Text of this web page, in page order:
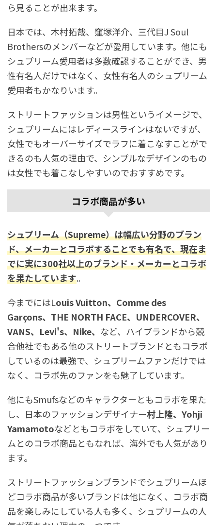
ら見ることが出来ます。
日本では、木村拓哉、窪塚洋介、三代目J Soul
Brothersのメンバーなどが愛用しています。他にも
シュプリーム愛用者は多数確認することができ、男
性有名人だけではなく、女性有名人のシュプリーム
愛用者もかなりいます。
ストリートファッションは男性というイメージで、
シュプリームにはレディースラインはないですが、
女性でもオーバーサイズでラフに着こなすことがで
きるのも人気の理由で、シンプルなデザインのもの
は女性でも着こなしやすいのでおすすめです。
コラボ商品が多い
シュプリーム（Supreme）は幅広い分野のブラン
ド、メーカーとコラボすることでも有名で、現在ま
でに実に300社以上のブランド・メーカーとコラボ
を果たしています。
今までにはLouis Vuitton、Comme des
Garçons、THE NORTH FACE、UNDERCOVER、
VANS、Levi's、Nike、 など、ハイブランドから競
合他社でもある他のストリートブランドともコラボ
しているのは最強で、シュプリームファンだけでは
なく、コラボ先のファンをも魅了しています。
他にもSmufsなどのキャラクターともコラボを果た
し、日本のファッションデザイナー村上隆、Yohji
Yamamotoなどともコラボをしていて、シュプリー
ムとのコラボ商品ともなれば、海外でも人気があり
ます。
ストリートファッションブランドでシュプリームほ
どコラボ商品が多いブランドは他になく、コラボ商
品を楽しみにしている人も多く、シュプリームの人